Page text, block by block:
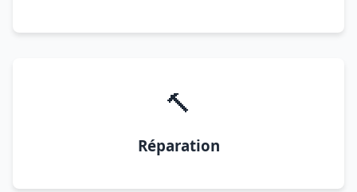
🔨
Réparation